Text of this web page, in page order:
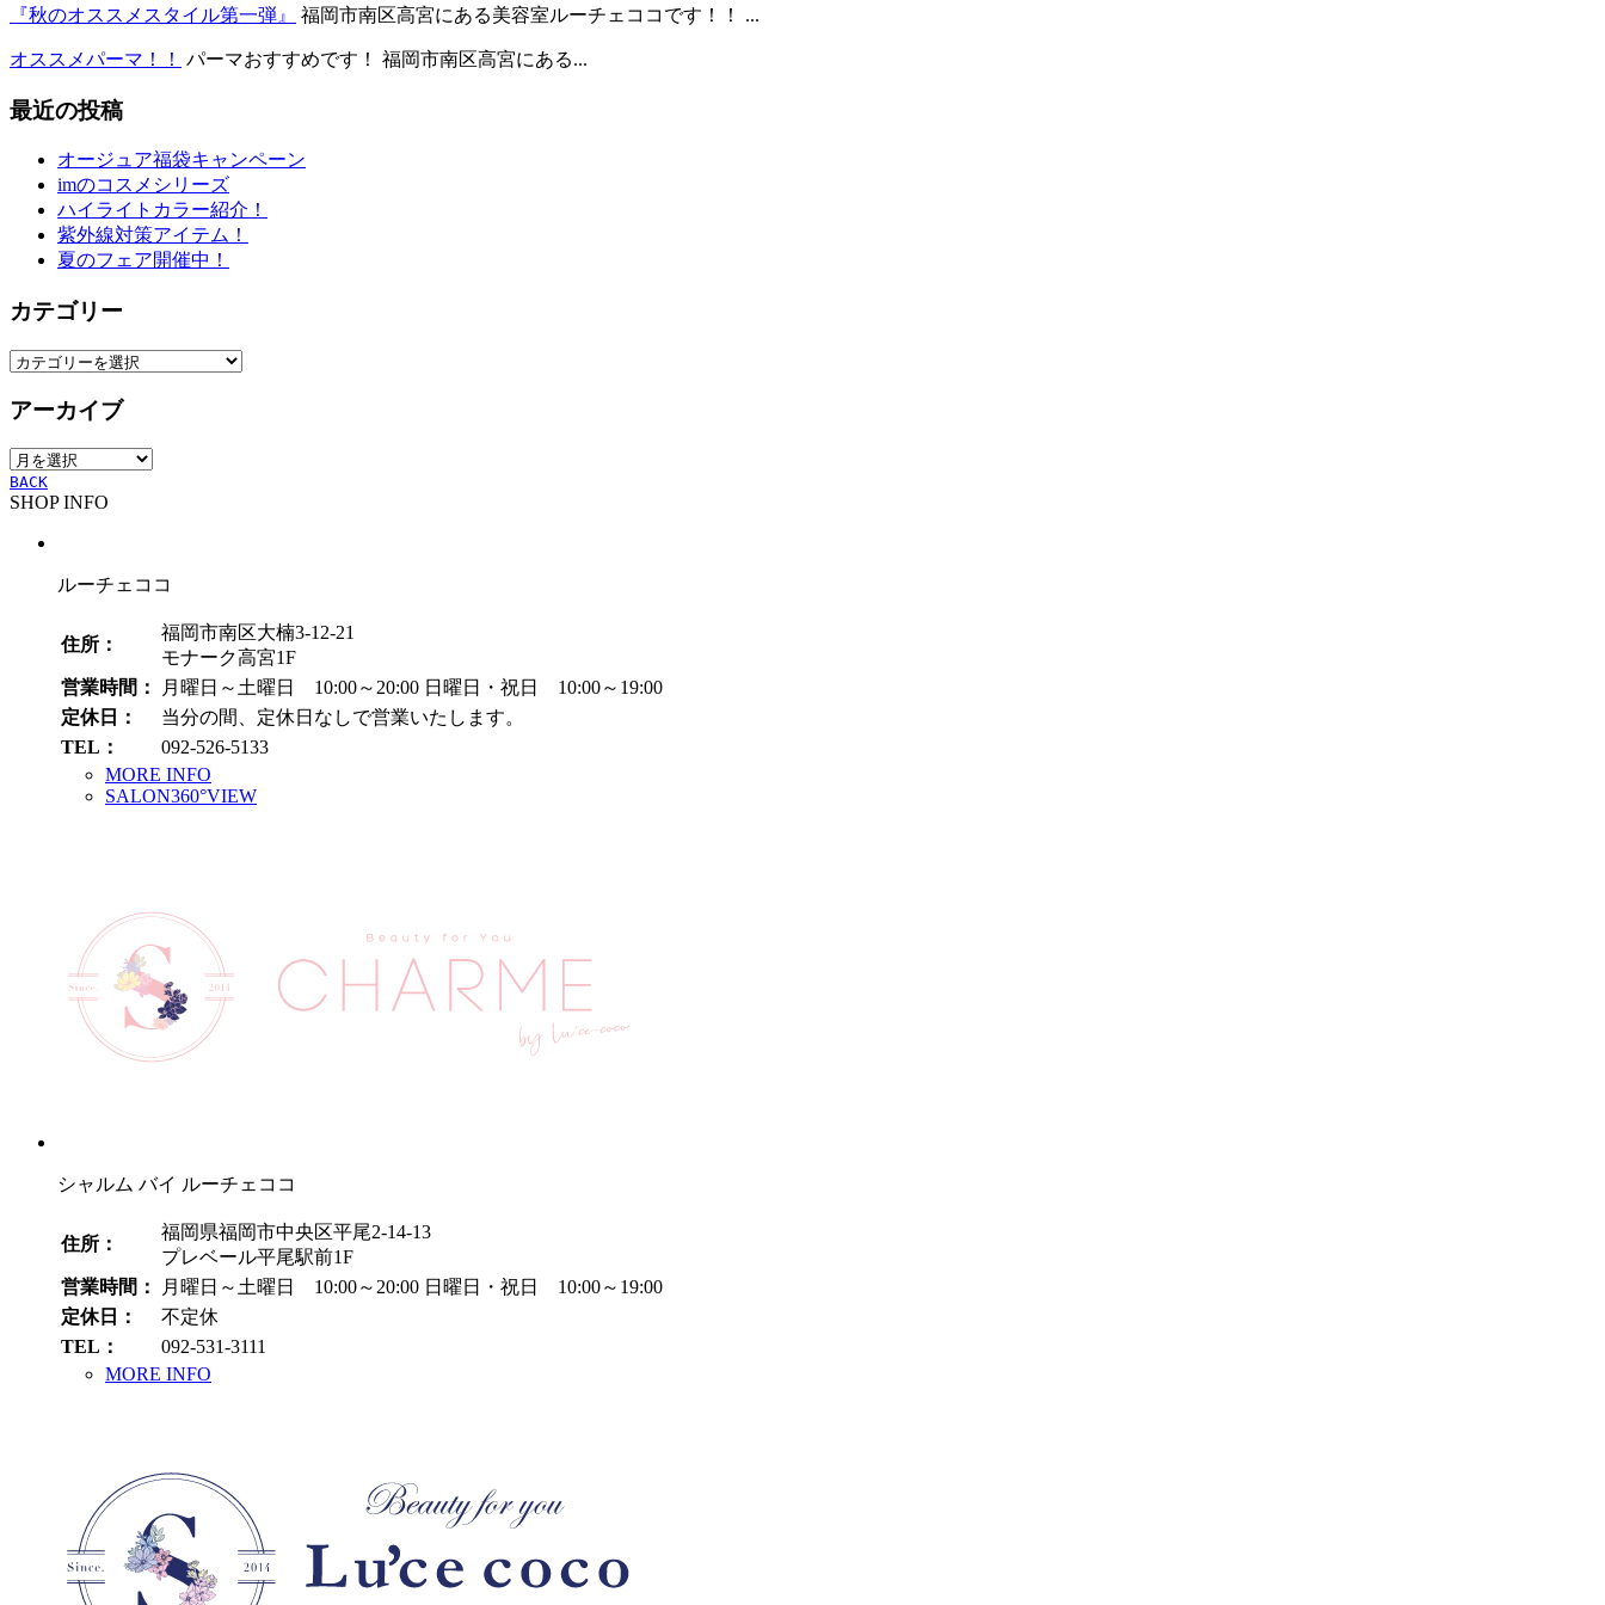
『秋のオススメスタイル第一弾』 福岡市南区高宮にある美容室ルーチェココです！！ ...
オススメパーマ！！ パーマおすすめです！ 福岡市南区高宮にある...
最近の投稿
オージュア福袋キャンペーン
imのコスメシリーズ
ハイライトカラー紹介！
紫外線対策アイテム！
夏のフェア開催中！
カテゴリー
カ
ゴ
ー
アーカイブ
ア
ー
カ
BACK
SHOP INFO
ルーチェココ
住所：
福岡市南区大楠3-12-21
モナーク高宮1F
営業時間：
月曜日～土曜日 10:00～20:00 日曜日・祝日 10:00～19:00
定休日：
当分の間、定休日なしで営業いたします。
TEL：
092-526-5133
MORE INFO
SALON360°VIEW
シャルム バイ ルーチェココ
住所：
福岡県福岡市中央区平尾2-14-13
プレベール平尾駅前1F
営業時間：
月曜日～土曜日 10:00～20:00 日曜日・祝日 10:00～19:00
定休日：
不定休
TEL：
092-531-3111
MORE INFO